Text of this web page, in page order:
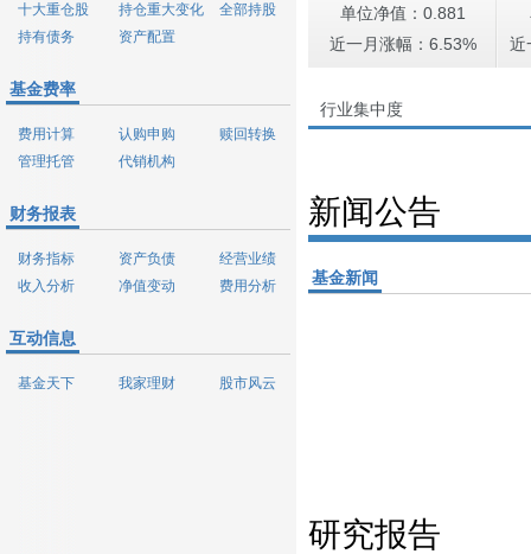
十大重仓股 持仓重大变化
全部持股
持有债务
资产配置
基金费率
费用计算 认购申购
赎回转换
管理托管
代销机构
财务报表
财务指标 资产负债
经营业绩
收入分析
净值变动 费用分析
互动信息
基金天下 我家理财 股市风云
单位净值：0.881
近一月涨幅：6.53%
近
行业集中度
新闻公告
基金新闻
研究报告